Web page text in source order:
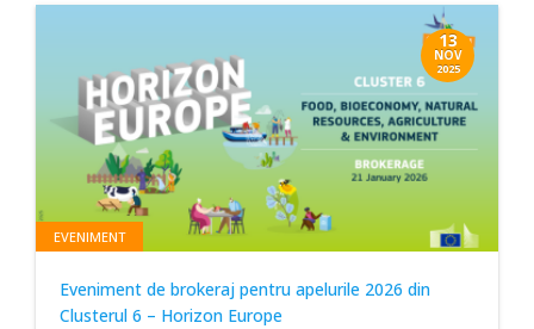
13
NOV
2025
EVENIMENT
Eveniment de brokeraj pentru apelurile 2026 din
Clusterul 6 – Horizon Europe